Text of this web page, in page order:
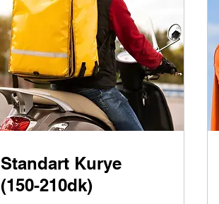
Standart Kurye
(150-210dk)